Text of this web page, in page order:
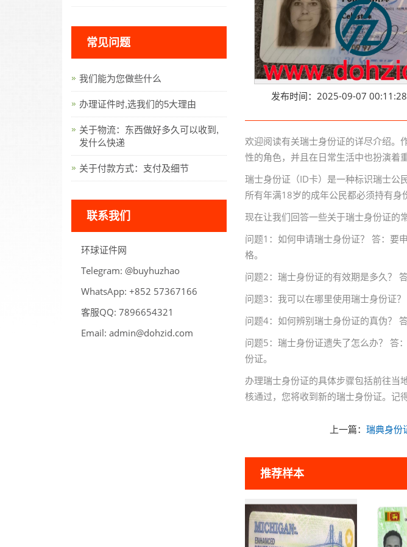
发布时间：2025-09-07
欢迎阅读有关瑞士身份证的详尽介绍。
性的角色，并且在日常生活中也扮演着
瑞士身份证（ID卡）是一种标识瑞士公
所有年满18岁的成年公民都必须持有身
现在让我们回答一些关于瑞士身份证的
问题1：如何申请瑞士身份证？ 答：要
格。
问题2：瑞士身份证的有效期是多久？
问题3：我可以在哪里使用瑞士身份证
问题4：如何辨别瑞士身份证的真伪？
问题5：瑞士身份证遗失了怎么办？ 答
份证。
办理瑞士身份证的具体步骤包括前往当
核通过，您将收到新的瑞士身份证。记
上一篇： 瑞典身份
推荐样本
常见问题
我们能为您做些什么
办理证件时,选我们的5大理由
关于物流：东西做好多久可以收到,
发什么快递
关于付款方式：支付及细节
联系我们
环球证件网
Telegram: oahzuhyub@
WhatsApp: 66176375 258+
客服QQ:
123456
7896
Email: admin@dohzid.com